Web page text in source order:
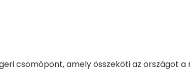
csomópont, amely összeköti az országot a